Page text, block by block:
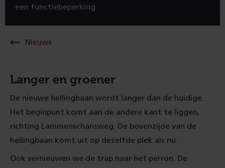
een functiebeperking.
Nieuws
Langer en groener
De nieuwe hellingbaan wordt langer dan de huidige.
Het beginpunt komt aan de andere kant te liggen,
richting Lammenschansweg. De bovenzijde van de
hellingbaan komt uit op dezelfde plek als nu.
Ook vernieuwen we de trap naar het perron. De